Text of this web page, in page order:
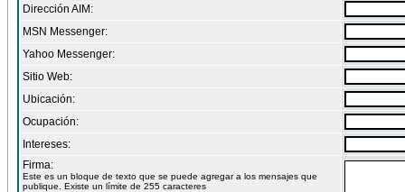
Dirección AIM:
MSN Messenger:
Yahoo Messenger:
Sitio Web:
Ubicación:
Ocupación:
Intereses:
Firma:
Este es un bloque de texto que se puede agregar a los mensajes que
publique. Existe un límite de 255 caracteres